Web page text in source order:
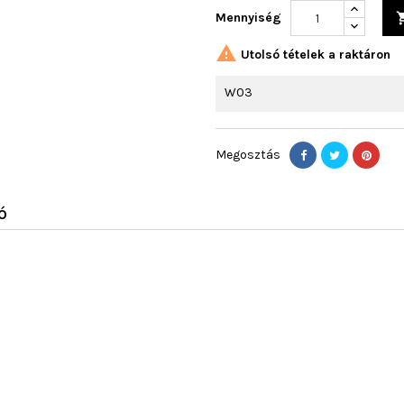
Mennyiség
 Utolsó tételek a raktáron
W03
Megosztás